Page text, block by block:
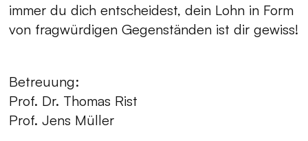
immer du dich entscheidest, dein Lohn in Form
von fragwürdigen Gegenständen ist dir gewiss!
Betreuung:
Prof. Dr. Thomas Rist
Prof. Jens Müller